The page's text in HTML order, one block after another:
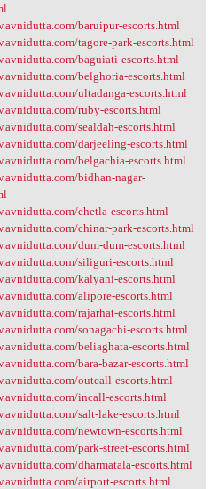
baruipur-escorts.html
tagore-park-escorts.html
baguiati-escorts.html
belghoria-escorts.html
ultadanga-escorts.html
ruby-escorts.html
sealdah-escorts.html
darjeeling-escorts.html
belgachia-escorts.html
bidhan-nagar-
chetla-escorts.html
chinar-park-escorts.html
dum-dum-escorts.html
siliguri-escorts.html
kalyani-escorts.html
alipore-escorts.html
rajarhat-escorts.html
sonagachi-escorts.html
beliaghata-escorts.html
bara-bazar-escorts.html
outcall-escorts.html
incall-escorts.html
salt-lake-escorts.html
newtown-escorts.html
park-street-escorts.html
dharmatala-escorts.html
airport-escorts.html